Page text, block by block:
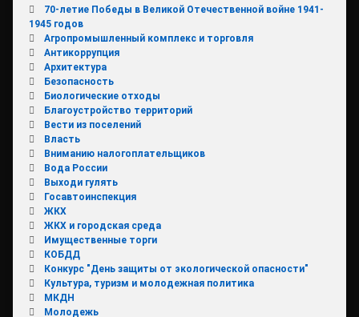
70-летие Победы в Великой Отечественной войне 1941-
1945 годов
Агропромышленный комплекс и торговля
Антикоррупция
Архитектура
Безопасность
Биологические отходы
Благоустройство территорий
Вести из поселений
Власть
Вниманию налогоплательщиков
Вода России
Выходи гулять
Госавтоинспекция
ЖКХ
ЖКХ и городская среда
Имущественные торги
КОБДД
Конкурс "День защиты от экологической опасности"
Культура, туризм и молодежная политика
МКДН
Молодежь